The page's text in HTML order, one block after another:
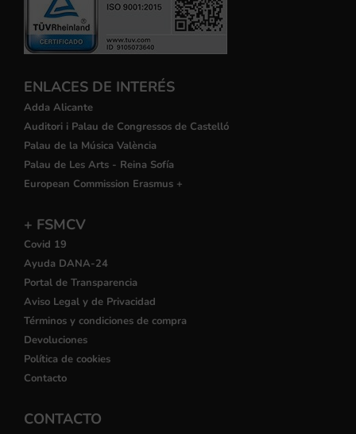
ENLACES DE INTERÉS
Adda Alicante
Auditori i Palau de Congressos de Castelló
Palau de la Música València
Palau de Les Arts - Reina Sofía
European Commission Erasmus +
+ FSMCV
Covid 19
Ayuda DANA-24
Portal de Transparencia
Aviso Legal y de Privacidad
Términos y condiciones de compra
Devoluciones
Política de cookies
Contacto
CONTACTO